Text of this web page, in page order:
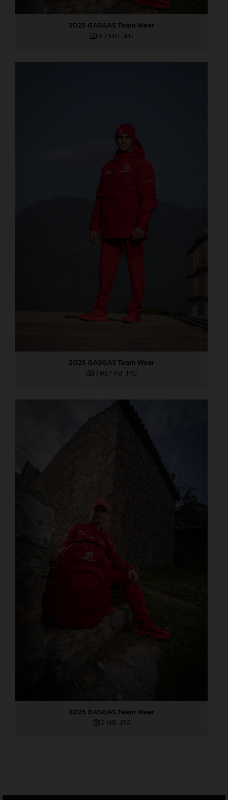
2025 GASGAS Team Wear
6,2 MB .JPG
2025 GASGAS Team Wear
740,7 KB .JPG
2025 GASGAS Team Wear
2 MB .JPG